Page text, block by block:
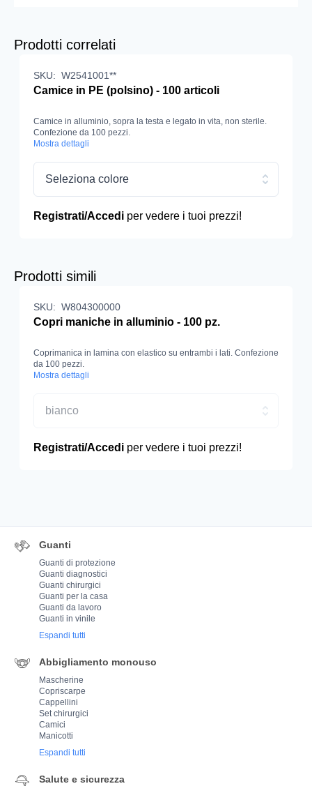
Prodotti correlati
SKU: W2541001**
Camice in PE (polsino) - 100 articoli
Camice in alluminio, sopra la testa e legato in vita, non sterile.
Confezione da 100 pezzi.
Mostra dettagli
Seleziona colore
Registrati/Accedi per vedere i tuoi prezzi!
Prodotti simili
SKU: W804300000
Copri maniche in alluminio - 100 pz.
Coprimanica in lamina con elastico su entrambi i lati. Confezione
da 100 pezzi.
Mostra dettagli
bianco
Registrati/Accedi per vedere i tuoi prezzi!
Guanti
Guanti di protezione
Guanti diagnostici
Guanti chirurgici
Guanti per la casa
Guanti da lavoro
Guanti in vinile
Espandi tutti
Abbigliamento monouso
Mascherine
Copriscarpe
Cappellini
Set chirurgici
Camici
Manicotti
Espandi tutti
Salute e sicurezza